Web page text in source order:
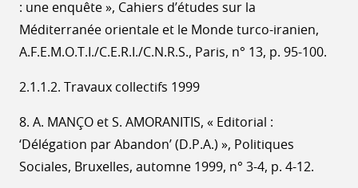
: une enquête », Cahiers d’études sur la
Méditerranée orientale et le Monde turco-iranien,
A.F.E.M.O.T.I./C.E.R.I./C.N.R.S., Paris, n° 13, p. 95-100.
2.1.1.2. Travaux collectifs 1999
8. A. MANÇO et S. AMORANITIS, « Editorial :
‘Délégation par Abandon’ (D.P.A.) », Politiques
Sociales, Bruxelles, automne 1999, n° 3-4, p. 4-12.